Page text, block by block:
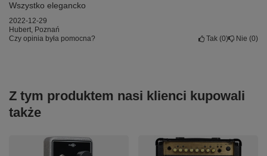
Wszystko elegancko
2022-12-29
Hubert, Poznań
Czy opinia była pomocna?
Tak 0 Nie 0
Z tym produktem nasi klienci kupowali
także